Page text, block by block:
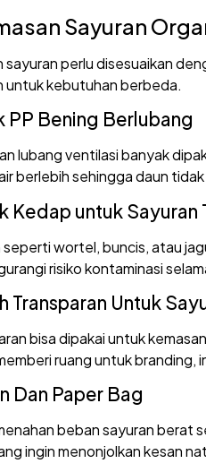
Sayuran
sayuran perlu disesuaikan
untuk kebutuhan berbeda.
PP Bening Berlubang
lubang ventilasi banyak
berlebih sehingga daun
Kedap untuk Sayuran
wortel, buncis, atau
risiko kontaminasi
Transparan Untuk
bisa dipakai untuk
ruang untuk branding,
Dan Paper Bag
beban sayuran berat
ingin menonjolkan kesan